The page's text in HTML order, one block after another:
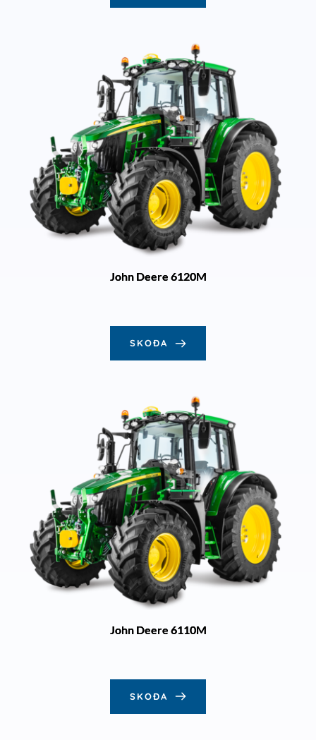
John Deere 6120M
SKOÐA
John Deere 6110M
SKOÐA